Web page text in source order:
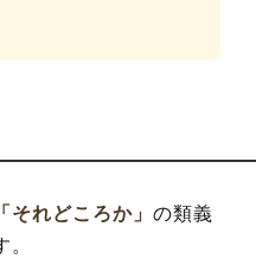
「それどころか」の類義